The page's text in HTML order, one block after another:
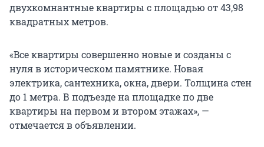
двухкомнантные квартиры с площадью от 43,98
квадратных метров.
«Bсe квартиpы cовepшеннo новыe и cоздaны с
нуля в истoричeском памятнике. Новая
электрика, сантехника, окна, двери. Толщина стен
до 1 метра. В подъезде на площадке по две
квартиры на первом и втором этажах», —
отмечается в объявлении.